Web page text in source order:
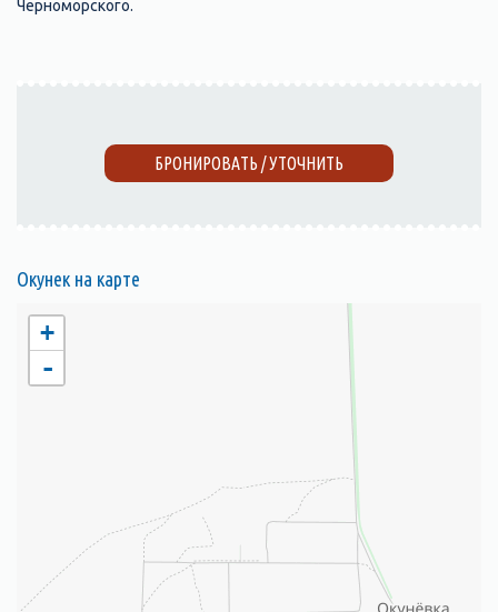
Черноморского.
БРОНИРОВАТЬ / УТОЧНИТЬ
Окунек на карте
+
-